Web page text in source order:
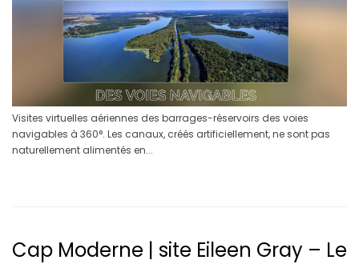
Visites virtuelles aériennes des barrages-réservoirs des voies
navigables à 360°. Les canaux, créés artificiellement, ne sont pas
naturellement alimentés en...
Cap Moderne | site Eileen Gray – Le